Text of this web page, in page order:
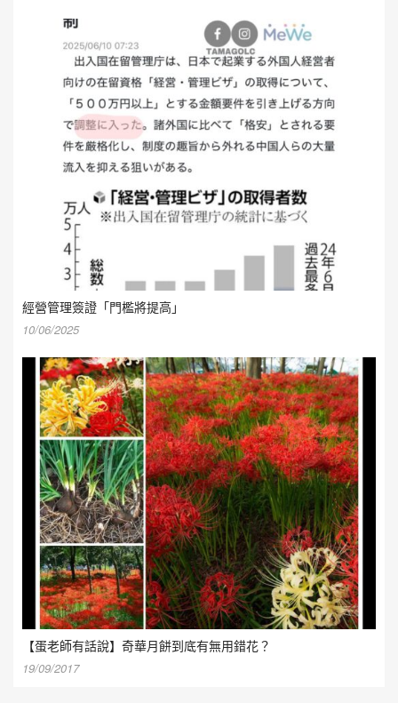
經營管理簽證「門檻將提高」
10/06/2025
【蛋老師有話說】奇華月餅到底有無用錯花？
19/09/2017